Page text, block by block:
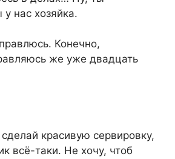
нас хозяйка.
Конечно,
же уже двадцать
красивую сервировку,
всё-таки. Не хочу, чтоб